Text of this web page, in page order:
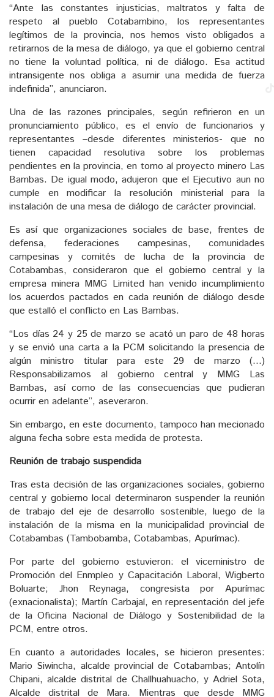
“Ante las constantes injusticias, maltratos y falta de
respeto al pueblo Cotabambino, los representantes
legítimos de la provincia, nos hemos visto obligados a
retirarnos de la mesa de diálogo, ya que el gobierno central
no tiene la voluntad política, ni de diálogo. Esa actitud
intransigente nos obliga a asumir una medida de fuerza
indefinida”, anunciaron.
Una de las razones principales, según refirieron en un
pronunciamiento público, es el envío de funcionarios y
representantes –desde diferentes ministerios- que no
tienen capacidad resolutiva sobre los problemas
pendientes en la provincia, en torno al proyecto minero Las
Bambas. De igual modo, adujeron que el Ejecutivo aun no
cumple en modificar la resolución ministerial para la
instalación de una mesa de diálogo de carácter provincial.
Es así que organizaciones sociales de base, frentes de
defensa, federaciones campesinas, comunidades
campesinas y comités de lucha de la provincia de
Cotabambas, consideraron que el gobierno central y la
empresa minera MMG Limited han venido incumplimiento
los acuerdos pactados en cada reunión de diálogo desde
que estalló el conflicto en Las Bambas.
“Los días 24 y 25 de marzo se acató un paro de 48 horas
y se envió una carta a la PCM solicitando la presencia de
algún ministro titular para este 29 de marzo (…)
Responsabilizamos al gobierno central y MMG Las
Bambas, así como de las consecuencias que pudieran
ocurrir en adelante”, aseveraron.
Sin embargo, en este documento, tampoco han mecionado
alguna fecha sobre esta medida de protesta.
Reunión de trabajo suspendida
Tras esta decisión de las organizaciones sociales, gobierno
central y gobierno local determinaron suspender la reunión
de trabajo del eje de desarrollo sostenible, luego de la
instalación de la misma en la municipalidad provincial de
Cotabambas (Tambobamba, Cotabambas, Apurímac).
Por parte del gobierno estuvieron: el viceministro de
Promoción del Enmpleo y Capacitación Laboral, Wigberto
Boluarte; Jhon Reynaga, congresista por Apurímac
(exnacionalista); Martín Carbajal, en representación del jefe
de la Oficina Nacional de Diálogo y Sostenibilidad de la
PCM, entre otros.
En cuanto a autoridades locales, se hicieron presentes:
Mario Siwincha, alcalde provincial de Cotabambas; Antolín
Chipani, alcalde distrital de Challhuahuacho, y Adriel Sota,
Alcalde distrital de Mara. Mientras que desde MMG